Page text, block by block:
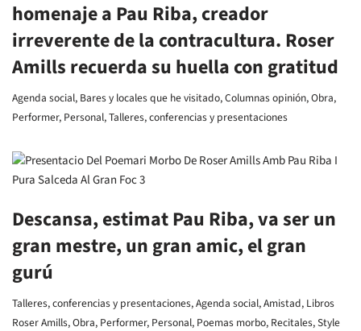
homenaje a Pau Riba, creador
irreverente de la contracultura. Roser
Amills recuerda su huella con gratitud
Agenda social, Bares y locales que he visitado,Columnas opinión,Obra,
Performer, Personal,Talleres, conferencias y presentaciones
Descansa, estimat Pau Riba, va ser un
gran mestre, un gran amic, el gran
gurú
Talleres, conferencias y presentaciones,Agenda social,Amistad, Libros
Roser Amills,Obra, Performer, Personal, Poemas morbo, Recitales,Style